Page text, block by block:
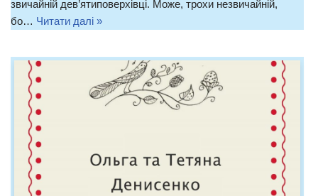
звичайній дев’ятиповерхівці. Може, трохи незвичайній,
бо… Читати далі »